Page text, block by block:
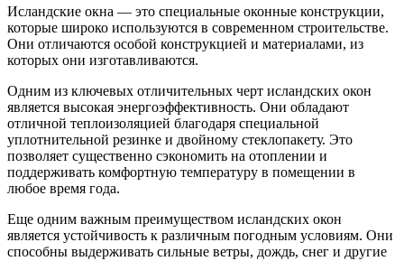
Исландские окна — это специальные оконные конструкции,
которые широко используются в современном строительстве.
Они отличаются особой конструкцией и материалами, из
которых они изготавливаются.
Одним из ключевых отличительных черт исландских окон
является высокая энергоэффективность. Они обладают
отличной теплоизоляцией благодаря специальной
уплотнительной резинке и двойному стеклопакету. Это
позволяет существенно сэкономить на отоплении и
поддерживать комфортную температуру в помещении в
любое время года.
Еще одним важным преимуществом исландских окон
является устойчивость к различным погодным условиям. Они
способны выдерживать сильные ветры, дождь, снег и другие